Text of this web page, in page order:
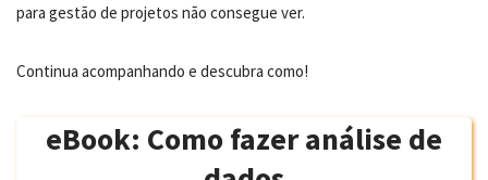
para gestão de projetos não consegue ver.
Continua acompanhando e descubra como!
eBook: Como fazer análise de